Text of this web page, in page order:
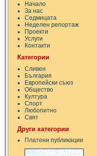
Начало
За нас
Седмицата
Неделен репортаж
Проекти
Услуги
Контакти
Категории
Сливен
България
Европейски съюз
Общество
Култура
Спорт
Любопитно
Свят
Други категории
Платени публикации